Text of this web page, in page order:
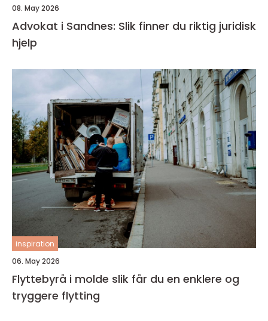
08. May 2026
Advokat i Sandnes: Slik finner du riktig juridisk
hjelp
inspiration
06. May 2026
Flyttebyrå i molde slik får du en enklere og
tryggere flytting